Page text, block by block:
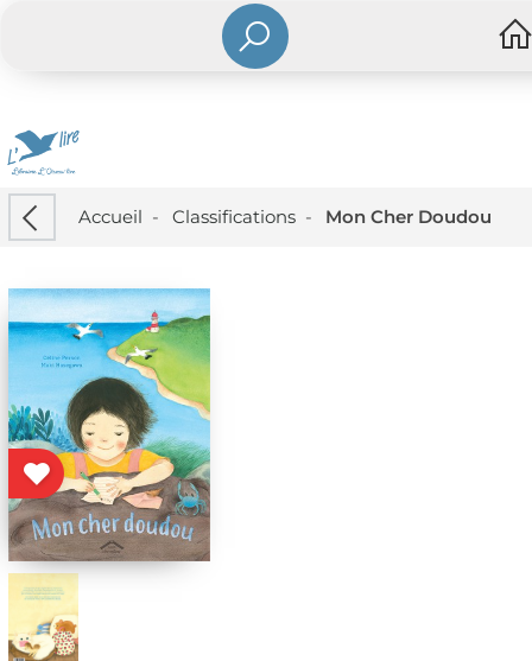
Accueil - Classifications- Mon Cher Doudou